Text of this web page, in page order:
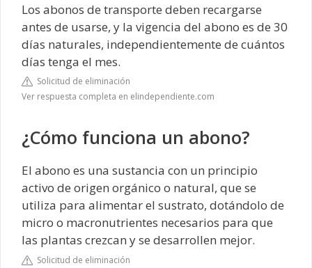
Los abonos de transporte deben recargarse
antes de usarse, y la vigencia del abono es de 30
días naturales, independientemente de cuántos
días tenga el mes.
Solicitud de eliminación
Ver respuesta completa en elindependiente.com
¿Cómo funciona un abono?
El abono es una sustancia con un principio
activo de origen orgánico o natural, que se
utiliza para alimentar el sustrato, dotándolo de
micro o macronutrientes necesarios para que
las plantas crezcan y se desarrollen mejor.
Solicitud de eliminación